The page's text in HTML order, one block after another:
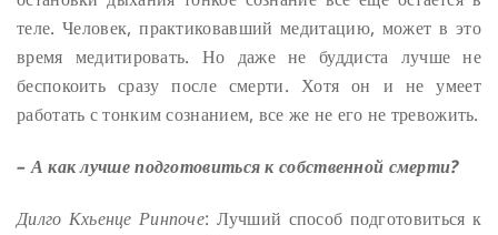
теле. Человек, практиковавший медитацию, может в это
время медитировать. Но даже не буддиста лучше не
беспокоить сразу после смерти. Хотя он и не умеет
работать с тонким сознанием, все же не его не тревожить.
– А как лучше подготовиться к собственной смерти?
Дилго Кхьенце Ринпоче: Лучший способ подготовиться к